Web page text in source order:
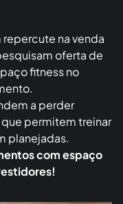
na venda
oferta de
fitness no
a perder
permitem treinar
planejadas.
com espaço